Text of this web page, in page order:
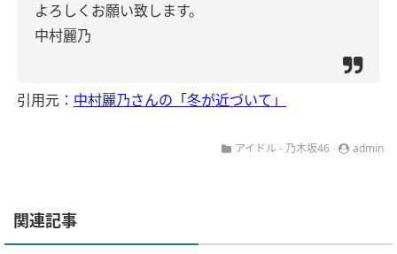
よろしくお願い致します。
中村麗乃
引用元： 中村麗乃さんの「冬が近づいて」
アイドル - 乃木坂46 admin
関連記事